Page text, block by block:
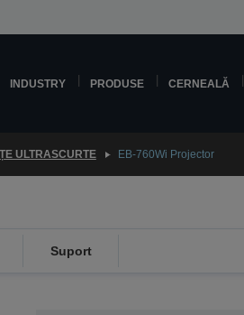
INDUSTRY PRODUSE CERNEALĂ
ULTRASCURTE EB-760Wi Projector
Suport